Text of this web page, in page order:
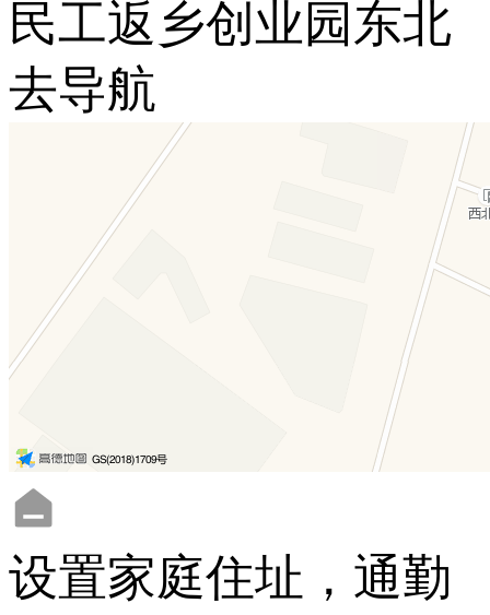
民工返乡创业园东北
去导航
设置家庭住址，通勤